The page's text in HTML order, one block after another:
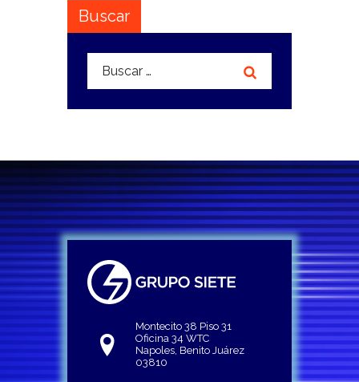
Buscar
Buscar:
Montecito 38 Piso 31
Oficina 34 WTC
Napoles, Benito Juárez
03810